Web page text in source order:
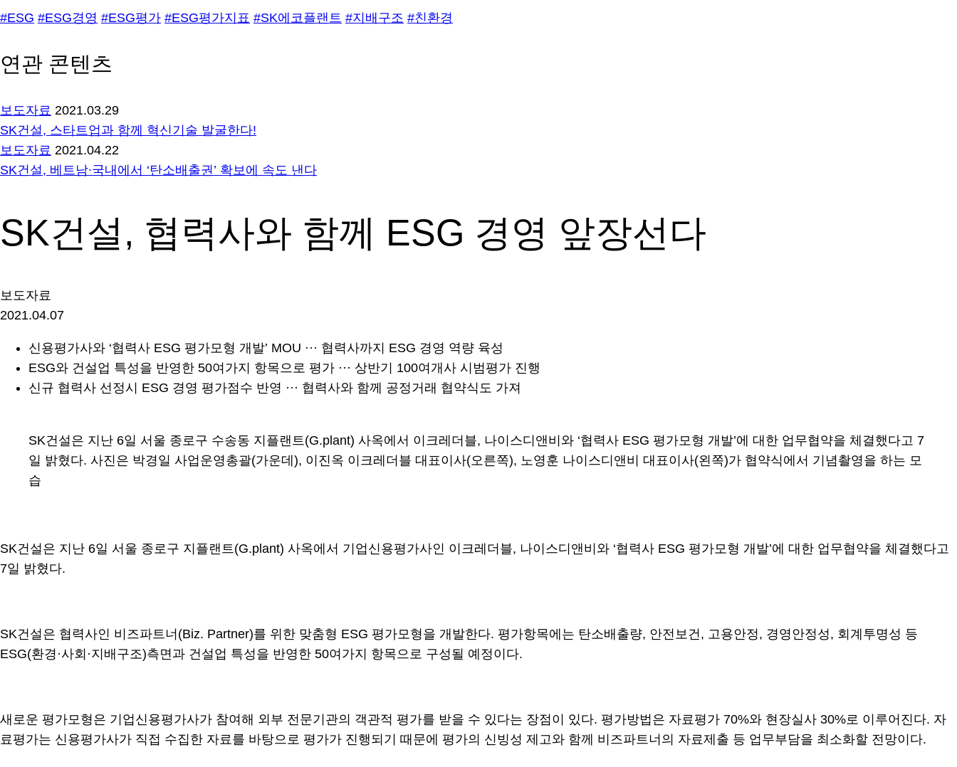
#ESG #ESG경영 #ESG평가 #ESG평가지표 #SK에코플랜트 #지배구조 #친환경
연관 콘텐츠
보도자료 2021.03.29
SK건설, 스타트업과 함께 혁신기술 발굴한다!
보도자료 2021.04.22
SK건설, 베트남∙국내에서 ‘탄소배출권’ 확보에 속도 낸다
SK건설, 협력사와 함께 ESG 경영 앞장선다
보도자료
2021.04.07
신용평가사와 ‘협력사 ESG 평가모형 개발’ MOU ··· 협력사까지 ESG 경영 역량 육성
ESG와 건설업 특성을 반영한 50여가지 항목으로 평가 ··· 상반기 100여개사 시범평가 진행
신규 협력사 선정시 ESG 경영 평가점수 반영 ··· 협력사와 함께 공정거래 협약식도 가져
SK건설은 지난 6일 서울 종로구 수송동 지플랜트(G.plant) 사옥에서 이크레더블, 나이스디앤비와 ‘협력사 ESG 평가모형 개발’에 대한 업무협약을 체결했다고 7
일 밝혔다. 사진은 박경일 사업운영총괄(가운데), 이진옥 이크레더블 대표이사(오른쪽), 노영훈 나이스디앤비 대표이사(왼쪽)가 협약식에서 기념촬영을 하는 모
습
SK건설은 지난 6일 서울 종로구 지플랜트(G.plant) 사옥에서 기업신용평가사인 이크레더블, 나이스디앤비와 ‘협력사 ESG 평가모형 개발’에 대한 업무협약을 체결했다고
7일 밝혔다.
SK건설은 협력사인 비즈파트너(Biz. Partner)를 위한 맞춤형 ESG 평가모형을 개발한다. 평가항목에는 탄소배출량, 안전보건, 고용안정, 경영안정성, 회계투명성 등
ESG(환경·사회·지배구조)측면과 건설업 특성을 반영한 50여가지 항목으로 구성될 예정이다.
새로운 평가모형은 기업신용평가사가 참여해 외부 전문기관의 객관적 평가를 받을 수 있다는 장점이 있다. 평가방법은 자료평가 70%와 현장실사 30%로 이루어진다. 자
료평가는 신용평가사가 직접 수집한 자료를 바탕으로 평가가 진행되기 때문에 평가의 신빙성 제고와 함께 비즈파트너의 자료제출 등 업무부담을 최소화할 전망이다.